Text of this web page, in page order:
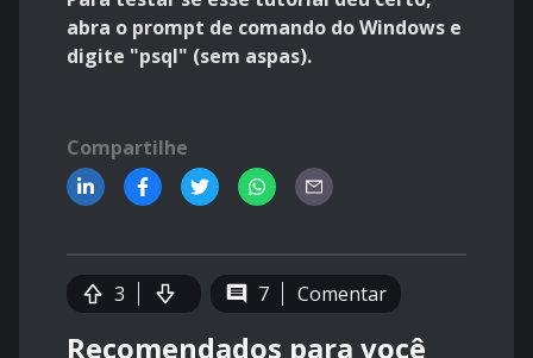
abra o prompt de comando do Windows e
digite "psql" (sem aspas).
Compartilhe
3 7 Comentar
Recomendados para você